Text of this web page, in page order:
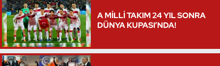
A MİLLİ TAKIM 24 YIL SONRA
DÜNYA KUPASI’NDA!
Satranç
Su Topu
Sualtı Sporları